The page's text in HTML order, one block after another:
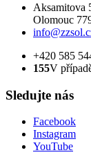
Aksamitova
Olomouc
+420 585
155V
Sledujte nás
Facebook
Instagram
YouTube